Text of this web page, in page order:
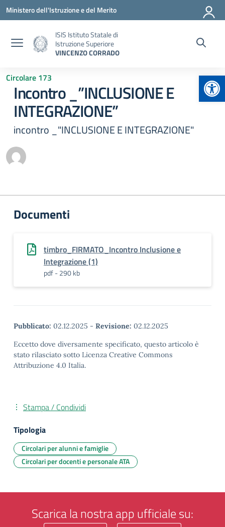
Vai ai contenuti
Vai al menu di navigazione
Vai al footer
Ministero dell'Istruzione e del Merito
ISIS Istituto Statale di
Istruzione Superiore
VINCENZO CORRADO
Circolare 173
Incontro _”INCLUSIONE E
INTEGRAZIONE”
incontro _"INCLUSIONE E INTEGRAZIONE"
Documenti
timbro_FIRMATO_Incontro Inclusione e
Integrazione (1)
pdf - 290 kb
Pubblicato: 02.12.2025 - Revisione: 02.12.2025
Eccetto dove diversamente specificato, questo articolo è
stato rilasciato sotto Licenza Creative Commons
Attribuzione 4.0 Italia.
Stampa / Condividi
Tipologia
Circolari per alunni e famiglie
Circolari per docenti e personale ATA
Scarica la nostra app ufficiale su: